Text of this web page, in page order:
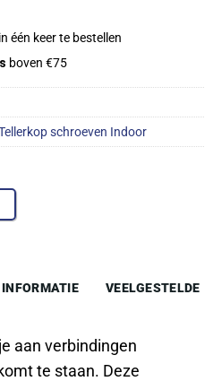
in één keer te bestellen
boven €75
schroeven Indoor
VEELGESTELDE
aan verbindingen
te staan. Deze